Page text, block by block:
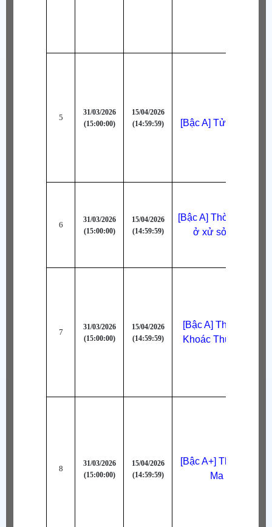
5
31/03/2026
(15:00:00)
15/04/2026
(14:59:59)
[Bậc A] Tử Thần
6
31/03/2026
(15:00:00)
15/04/2026
(14:59:59)
[Bậc A] Thời Trang
ở xử sở thần tiên
7
31/03/2026
(15:00:00)
15/04/2026
(14:59:59)
[Bậc A] Thời Trang
Khoác Thu Đông
8
31/03/2026
(15:00:00)
15/04/2026
(14:59:59)
[Bậc A+] Thời Trang
Ma (Lam)